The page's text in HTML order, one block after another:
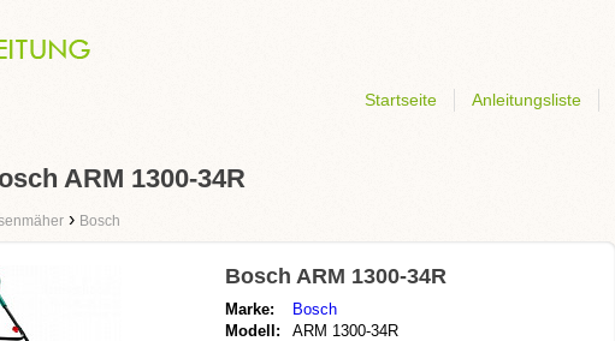
Startseite Anleitungsliste
ARM 1300-34R
› Bosch
Bosch ARM 1300-34R
Marke:
Bosch
Modell:
ARM 1300-34R